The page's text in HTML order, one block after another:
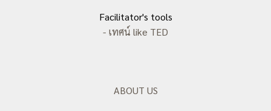
Facilitator's tools
- เทศน์ like TED
ABOUT US